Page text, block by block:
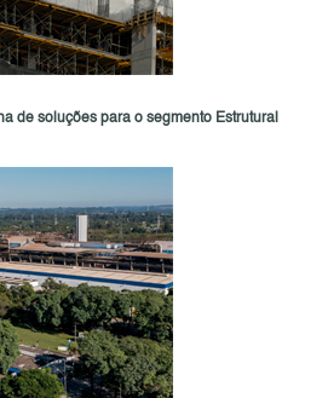
de soluções para o segmento Estrutural